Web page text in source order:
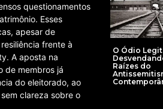
questionamentos
Esses
apesar de
frente à
A aposta na
de membros já
do eleitorado, ao
clareza sobre o
O Ódio
Raízes do